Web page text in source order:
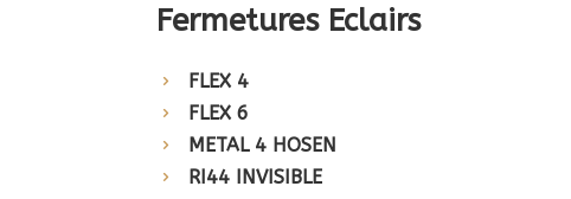
Fermetures Eclairs
FLEX 4
FLEX 6
METAL 4 HOSEN
RI44 INVISIBLE